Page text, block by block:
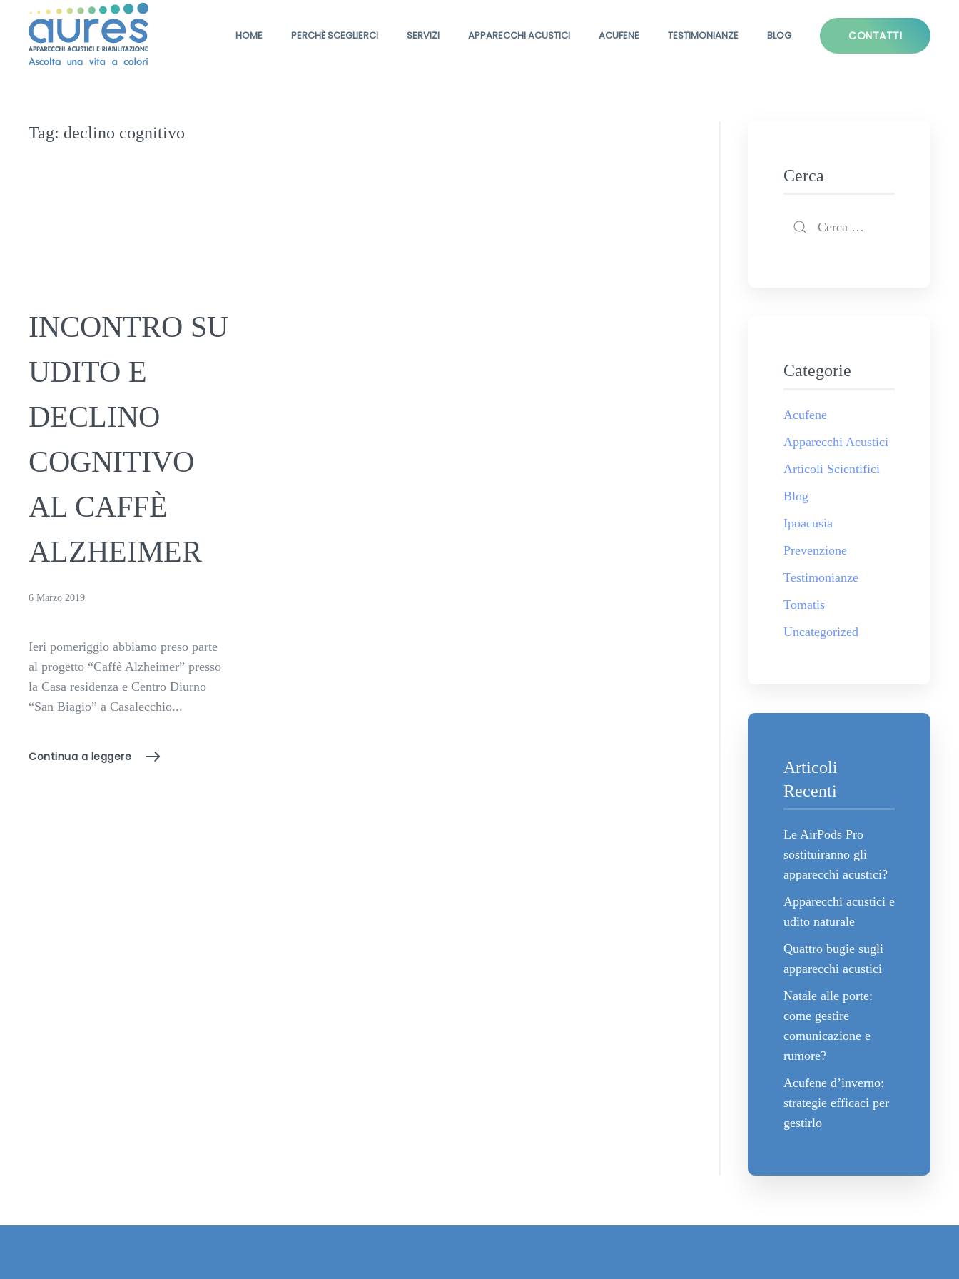
HOME PERCHÈ SCEGLIERCI SERVIZI APPARECCHI ACUSTICI ACUFENE TESTIMONIANZE BLOG CONTATTI
Tag: declino cognitivo
INCONTRO SU
UDITO E
DECLINO
COGNITIVO
AL CAFFÈ
ALZHEIMER
6 Marzo 2019
Ieri pomeriggio abbiamo preso parte
al progetto “Caffè Alzheimer” presso
la Casa residenza e Centro Diurno
“San Biagio” a Casalecchio...
Continua a leggere
Cerca
Categorie
Acufene
Apparecchi Acustici
Articoli Scientifici
Blog
Ipoacusia
Prevenzione
Testimonianze
Tomatis
Uncategorized
Articoli
Recenti
Le AirPods Pro
sostituiranno gli
apparecchi acustici?
Apparecchi acustici e
udito naturale
Quattro bugie sugli
apparecchi acustici
Natale alle porte:
come gestire
comunicazione e
rumore?
Acufene d’inverno:
strategie efficaci per
gestirlo